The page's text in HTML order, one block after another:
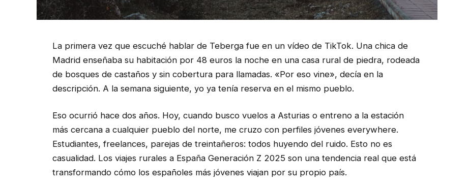
La primera vez que escuché hablar de Teberga fue en un vídeo de TikTok. Una chica de
Madrid enseñaba su habitación por 48 euros la noche en una casa rural de piedra, rodeada
de bosques de castaños y sin cobertura para llamadas. «Por eso vine», decía en la
descripción. A la semana siguiente, yo ya tenía reserva en el mismo pueblo.
Eso ocurrió hace dos años. Hoy, cuando busco vuelos a Asturias o entreno a la estación
más cercana a cualquier pueblo del norte, me cruzo con perfiles jóvenes everywhere.
Estudiantes, freelances, parejas de treintañeros: todos huyendo del ruido. Esto no es
casualidad. Los viajes rurales a España Generación Z 2025 son una tendencia real que está
transformando cómo los españoles más jóvenes viajan por su propio país.